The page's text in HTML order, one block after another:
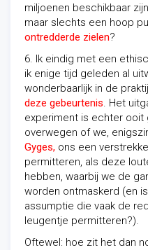
miljoenen beschikbaar
maar slechts een hoop
ontredderde zielen?
6. Ik eindig met een
ik enige tijd geleden al
wonderbaarlijk in de
deze gebeurtenis. Het
experiment is echter ooit
overwegen of we,
Gyges, ons een
permitteren, als deze
hebben, waarbij we de
worden ontmaskerd (en
assumptie die vaak de
leugentje permitteren?).
Oftewel: hoe zit het dan